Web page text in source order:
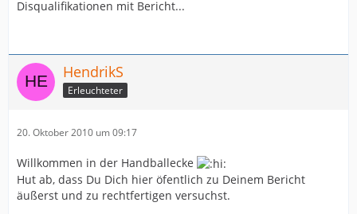
Disqualifikationen mit Bericht...
HendrikS
Erleuchteter
20. Oktober 2010 um 09:17
Willkommen in der Handballecke
Hut ab, dass Du Dich hier öfentlich zu Deinem Bericht
äußerst und zu rechtfertigen versuchst.